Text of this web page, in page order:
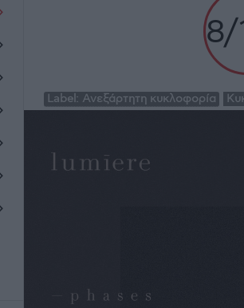
8/
Label: Ανεξάρτητη κυκλοφορία